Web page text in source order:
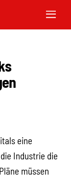
eine
Industrie die
müssen